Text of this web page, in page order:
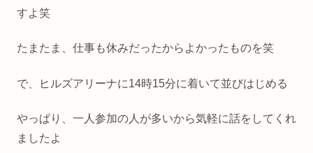
すよ笑
たまたま、仕事も休みだったからよかったものを笑
で、ヒルズアリーナに14時15分に着いて並びはじめる
やっぱり、一人参加の人が多いから気軽に話をしてくれ
ましたよ